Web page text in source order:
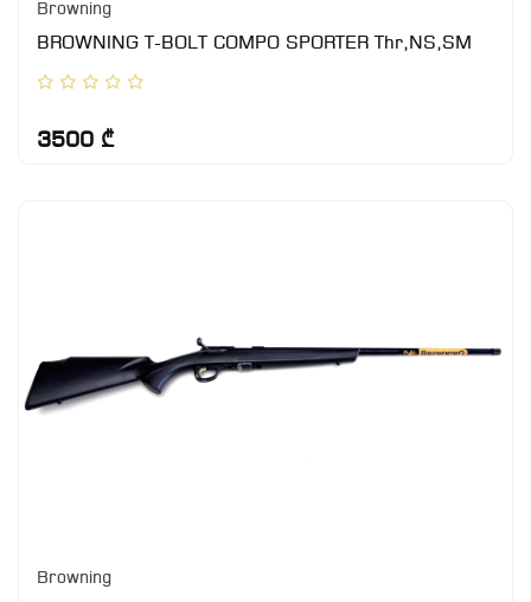
Browning
BROWNING T-BOLT COMPO SPORTER Thr,NS,SM
3500 ₾
Browning